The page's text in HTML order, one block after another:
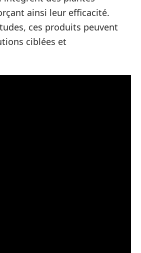
ainsi leur efficacité.
ces produits peuvent
ciblées et